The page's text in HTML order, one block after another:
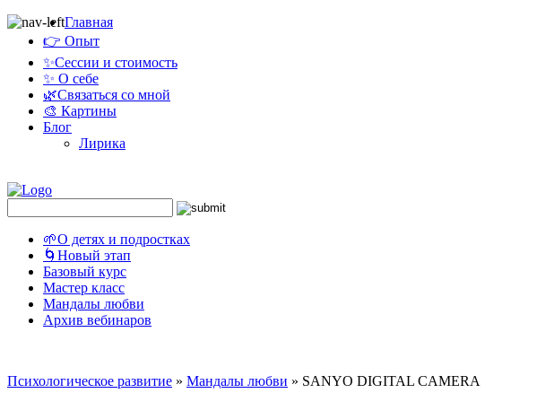
Главная
👉 Опыт
✨Сессии и стоимость
✨ О себе
🌿Связаться со мной
🎨 Картины
Блог
Лирика
🌱О детях и подростках
🌀Новый этап
Базовый курс
Мастер класс
Мандалы любви
Архив вебинаров
Психологическое развитие » Мандалы любви » SANYO DIGITAL CAMERA